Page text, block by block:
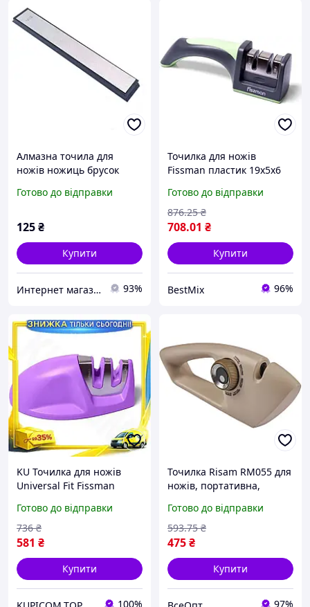
Алмазна точила для
ножів ножиць брусок
(998863323)
Готово до відправки
125₴
Купити
Интернет магазин ''Опторг'' 93%
Точилка для ножів
Fissman пластик 19х5х6
вставками (563865)
Готово до відправки
708.01 ₴
876.25 ₴
Купити
BestMix 96%
KU Точилка для ножів
Universal Fit Fissman
для заточування
керамічне та стале
Uni2L_K
Готово до відправки
581 ₴
736 ₴
Купити
100%
Точилка Risam RM055 для
ножів, портативна,
45 х 90 мм
Готово до відправки
475₴
593.75 ₴
Купити
97%